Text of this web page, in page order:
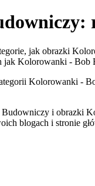
jak obrazki
Kolorowanki - Bob
Kolorowanki -
i obrazki
blogach i stronie